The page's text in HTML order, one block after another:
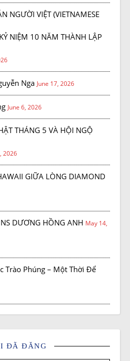
NGƯỜI VIỆT (VIETNAMESE
NIỆM 10 NĂM THÀNH LẬP
Nga June 17, 2026
June 6, 2026
THÁNG 5 VÀ HỘI NGỘ
2026
GIỮA LÒNG DIAMOND
DƯƠNG HỒNG ANH May 14,
Trào Phúng – Một Thời Để
ĐÃ ĐĂNG